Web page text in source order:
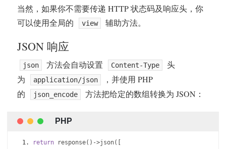
当然，如果你不需要传递 HTTP 状态码及响应头，你
可以使用全局的
view 辅助方法。
JSON 响应
json 方法会自动设置 Content-Type
头
为
application/json
，并使用 PHP
的
json_encode 方法把给定的数组转换为 JSON：
return response()->json([